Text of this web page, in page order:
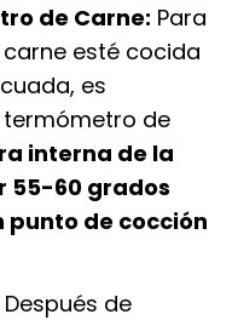
de Carne: Para
esté cocida
es
de
interna de la
55-60 grados
de cocción
Después de